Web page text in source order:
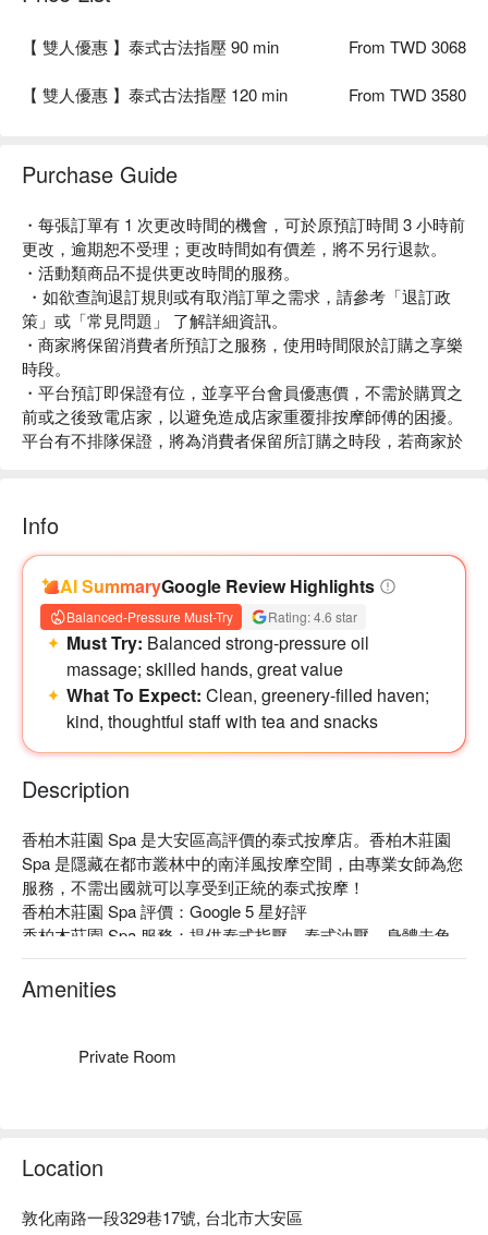
【 雙人優惠 】泰式古法指壓 90 min From TWD 3068
【 雙人優惠 】泰式古法指壓 120 min From TWD 3580
Purchase Guide
・每張訂單有 1 次更改時間的機會，可於原預訂時間 3 小時前
更改，逾期恕不受理；更改時間如有價差，將不另行退款。
・活動類商品不提供更改時間的服務。
・如欲查詢退訂規則或有取消訂單之需求，請參考「退訂政
策」或「常見問題」 了解詳細資訊。
・商家將保留消費者所預訂之服務，使用時間限於訂購之享樂
時段。
・平台預訂即保證有位，並享平台會員優惠價，不需於購買之
前或之後致電店家，以避免造成店家重覆排按摩師傅的困擾。
平台有不排隊保證，將為消費者保留所訂購之時段，若商家於
・為保護下位消費者之權益，若逾時，請於訂購資訊頁致電商
家，商家視當天預約狀況，保留服務提供之權益。
・退訂請於 3 小時前辦理，詳情請參考「常見問題」，如有特
殊活動商品則不適用於此規則，以商品注意事項為準。 個別
方案之特殊規則依注意事項為準。
Info
AI SummaryGoogle Review Highlights
Balanced-Pressure Must-Try Rating: 4.6 star
Must Try: Balanced strong-pressure oil
massage; skilled hands, great value
What To Expect: Clean, greenery-filled haven;
kind, thoughtful staff with tea and snacks
Description
香柏木莊園 Spa 是大安區高評價的泰式按摩店。香柏木莊園
Spa 是隱藏在都市叢林中的南洋風按摩空間，由專業女師為您
服務，不需出國就可以享受到正統的泰式按摩！
香柏木莊園 Spa 評價：Google 5 星好評
香柏木莊園 Spa 服務：提供泰式指壓、泰式油壓、身體去角
質等服務
香柏木莊園 Spa 推薦：優雅、靜謐的環境，給您最高等級的
Amenities
Private Room
Location
敦化南路一段329巷17號, 台北市大安區